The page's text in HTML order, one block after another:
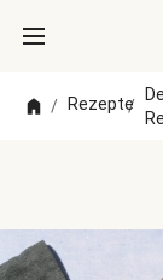
/ Rezepte
/